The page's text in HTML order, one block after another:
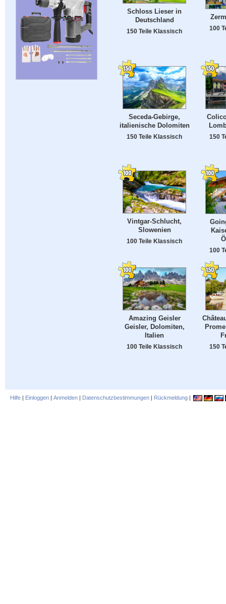
Schloss Lieser in
Deutschland
150 Teile Klassisch 100
Seceda-Gebirge,
italienische Dolomiten
150 Teile Klassisch 150
Vintgar-Schlucht,
Slowenien
100 Teile Klassisch
100
Amazing Geisler
Geisler, Dolomiten,
Italien
100 Teile Klassisch 150
Hilfe | Einloggen | Anmelden | Datenschutzbestimmungen | Rückmeldung |